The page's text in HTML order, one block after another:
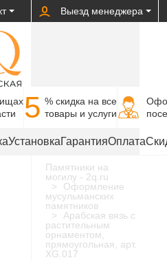
Выезд менеджера
5 % cкидка на все
товары и услуги
УстановкаГарантияОплата
Памятники на
могилу - 2q.ru
Оформление
мусульманских
памятников
Арабская вязь с
растительным
орнаментом,
прямоугольная, арт.
XG.017